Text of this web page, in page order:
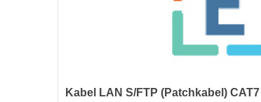
Kabel LAN S/FTP (Patchkabel)